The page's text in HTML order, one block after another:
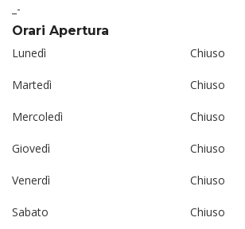
_-
Orari Apertura
Lunedì
Chiuso
Martedì Chiuso
Mercoledì Chiuso
Giovedì Chiuso
Venerdì Chiuso
Sabato Chiuso